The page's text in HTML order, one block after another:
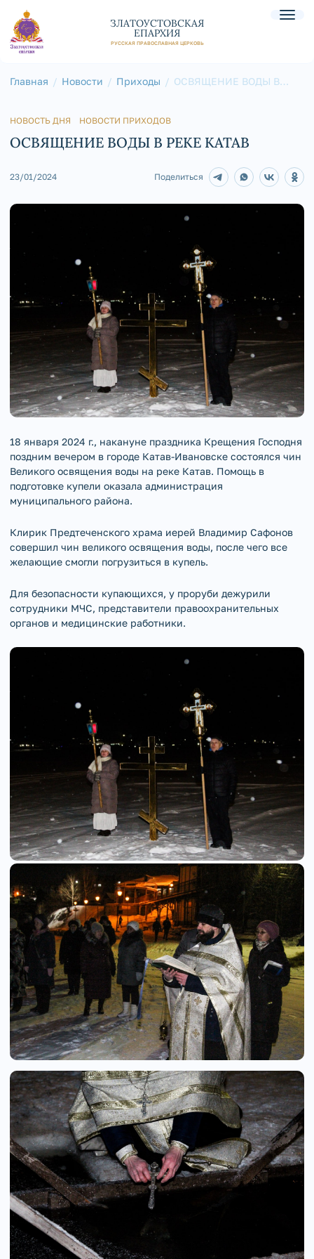
ЗЛАТОУСТОВСКАЯ
ЕПАРХИЯ
РУССКАЯ ПРАВОСЛАВНАЯ ЦЕРКОВЬ
Главная Новости Приходы
ОСВЯЩЕНИЕ ВОДЫ В
НОВОСТЬ ДНЯ НОВОСТИ ПРИХОДОВ
ОСВЯЩЕНИЕ ВОДЫ В РЕКЕ КАТАВ
23/01/2024 Поделиться
18 января 2024 г., накануне праздника Крещения Господня
поздним вечером в городе Катав-Ивановске состоялся чин
Великого освящения воды на реке Катав. Помощь в
подготовке купели оказала администрация
муниципального района.
Клирик Предтеченского храма иерей Владимир Сафонов
совершил чин великого освящения воды, после чего все
желающие смогли погрузиться в купель.
Для безопасности купающихся, у проруби дежурили
сотрудники МЧС, представители правоохранительных
органов и медицинские работники.